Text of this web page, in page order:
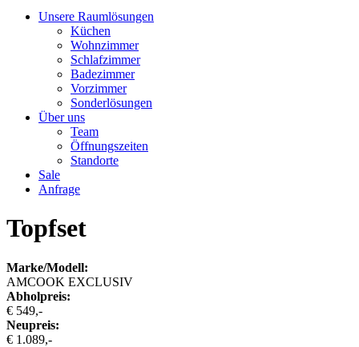
Unsere Raumlösungen
Küchen
Wohnzimmer
Schlafzimmer
Badezimmer
Vorzimmer
Sonderlösungen
Über uns
Team
Öffnungszeiten
Standorte
Sale
Anfrage
Topfset
Marke/Modell:
AMCOOK EXCLUSIV
Abholpreis:
€ 549,-
Neupreis:
€ 1.089,-